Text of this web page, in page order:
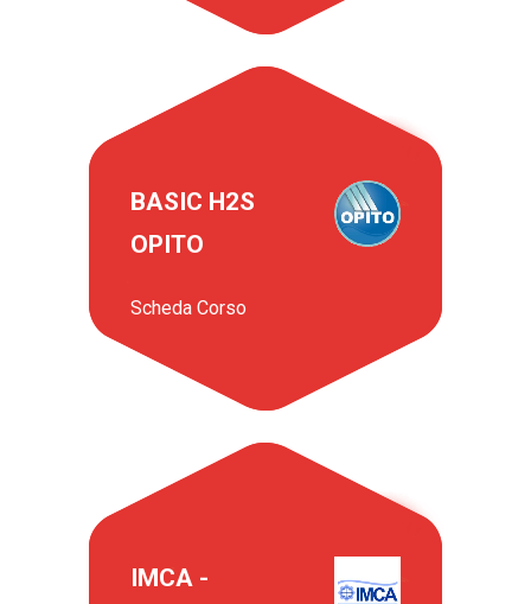
BASIC H2S
OPITO
Scheda Corso
IMCA -